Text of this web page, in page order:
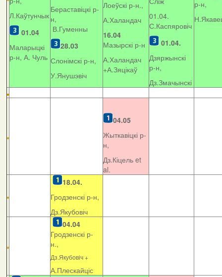
Л.Каўтунчык
01.04
Маларыцкі
р-н, А. Чуль
Бераставіцкі р-
н,
В.Гуменны
28.03
Слонімскі р-н,
У.Янушэвіч
Лоеўскі р-н.,
А.Халандач
16.04
Мазырскі р-н
А.Халандач
+А.Зяцікаў
01.04.
С.Каспяровіч
01.04.
Дзяржынскі
р-н,
Дз.Змачынскі
р-н,
04.05
Жыткавіцкі р-
н,
Дз.Кіцель et
al.
18.04.
Гродзенскі р-н,
Дз.Якубовіч
04.04
Гродзенскі р-
н.,
Дз.Якубовіч +
А.Плескайціс